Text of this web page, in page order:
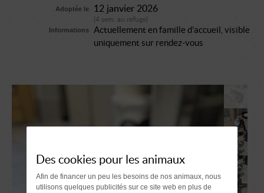
Adoptée le 12 janvier 2026
(4 sem. au refuge)
Informations
Actuellement en famille d'accueil, visible
uniquement sur rendez-vous
Des cookies pour les animaux
Afin de financer un peu les besoins de nos animaux, nous
utilisons quelques publicités sur ce site web en plus de